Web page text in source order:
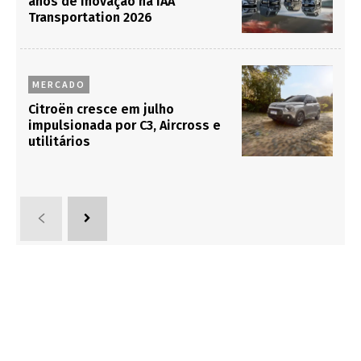
Transportation 2026
MERCADO
Citroën cresce em julho
impulsionada por C3, Aircross e
utilitários